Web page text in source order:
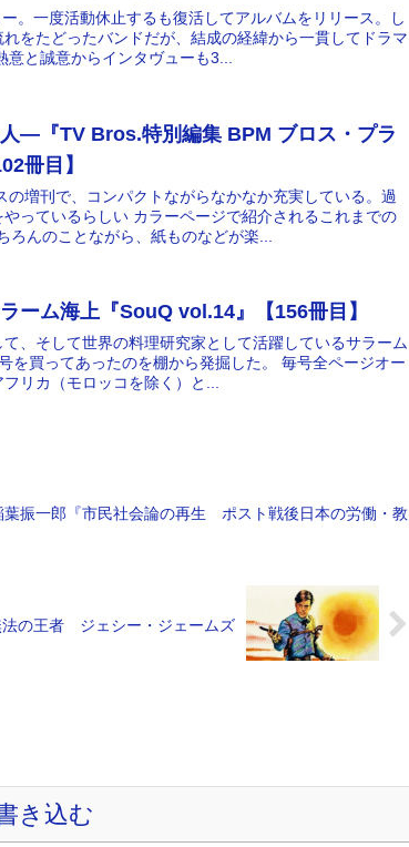
。一度活動休止するも復活してアルバムをリリース。し
をたどったバンドだが、結成の経緯から一貫してドラマ
意と誠意からインタヴューも3...
―『TV Bros.特別編集 BPM ブロス・プラ
冊目】
増刊で、コンパクトながらなかなか充実している。過
っているらしい カラーページで紹介されるこれまでの
んのことながら、紙ものなどが楽...
ーム海上『SouQ vol.14』【156冊目】
、そして世界の料理研究家として活躍しているサラーム
を買ってあったのを棚から発掘した。 毎号全ページオー
リカ（モロッコを除く）と...
振一郎『市民社会論の再生 ポスト戦後日本の労働・教
法の王者 ジェシー・ジェームズ
き込む